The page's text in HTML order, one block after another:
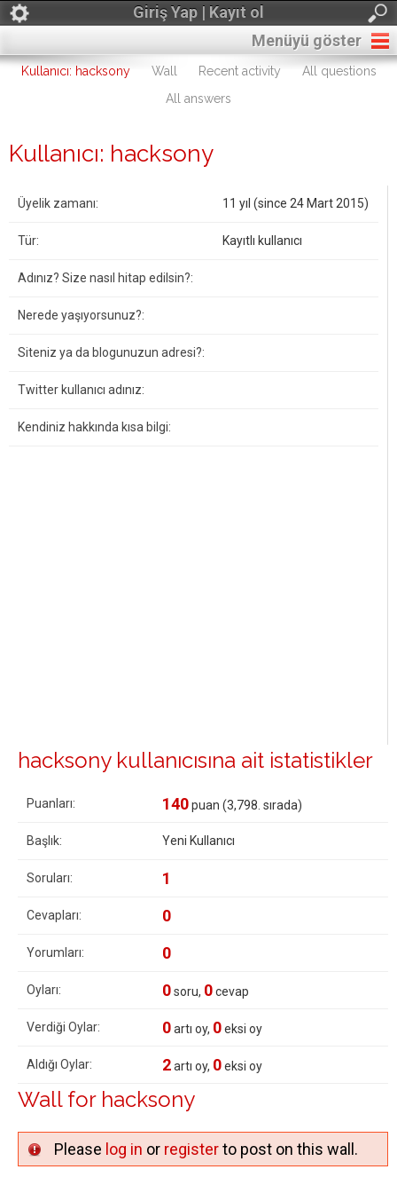
Giriş Yap | Kayıt ol
Menüyü göster
Kullanıcı: hacksony Wall Recent activity
All questions
All answers
Kullanıcı: hacksony
Üyelik zamanı: 11 yıl (since 24 Mart 2015)
Tür: Kayıtlı kullanıcı
Adınız? Size nasıl hitap edilsin?:
Nerede yaşıyorsunuz?:
Siteniz ya da blogunuzun adresi?:
Twitter kullanıcı adınız:
Kendiniz hakkında kısa bilgi:
hacksony kullanıcısına ait istatistikler
Puanları: 140puan (3,798 . sırada)
Başlık: Yeni Kullanıcı
Soruları: 1
Cevapları: 0
Yorumları: 0
Oyları: 0soru, 0cevap
Verdiği Oylar: 0artı oy, 0eksi oy
Aldığı Oylar: 2artı oy, 0eksi oy
Wall for hacksony
Please log in or registerto post on this wall.